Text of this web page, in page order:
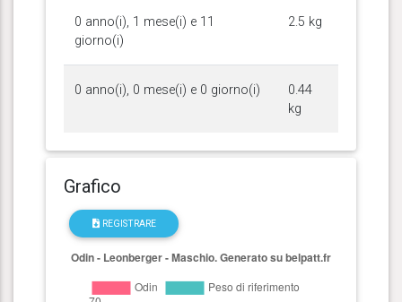
0 anno(i), 1 mese(i) e 11
giorno(i)
2.5 kg
0 anno(i), 0 mese(i) e 0 giorno(i)
0.44
kg
Grafico
REGISTRARE